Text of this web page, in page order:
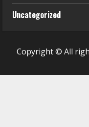
Uncategorized
Copyright © All